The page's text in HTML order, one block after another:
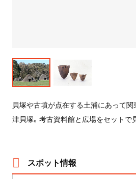
貝塚や古墳が点在する土浦にあって
津貝塚。考古資料館と広場をセットで
スポット情報